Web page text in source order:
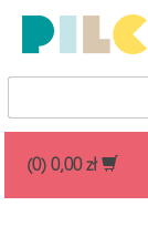
(0) 0,00 zł